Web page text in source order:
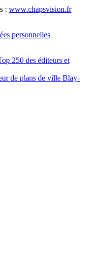
: www.chapsvision.fr
personnelles
250 des éditeurs et
de plans de ville Blay-